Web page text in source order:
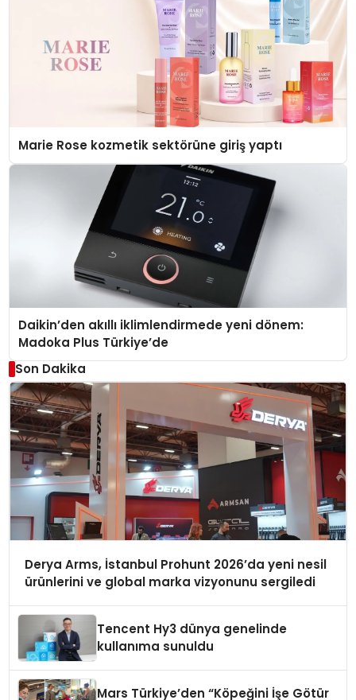
Marie Rose kozmetik sektörüne giriş yaptı
Daikin’den akıllı iklimlendirmede yeni dönem:
Madoka Plus Türkiye’de
Son Dakika
Derya Arms, İstanbul Prohunt 2026’da yeni nesil
ürünlerini ve global marka vizyonunu sergiledi
Tencent Hy3 dünya genelinde
kullanıma sunuldu
Mars Türkiye’den “Köpeğini İşe Götür